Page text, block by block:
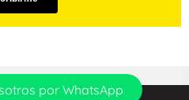
por WhatsApp